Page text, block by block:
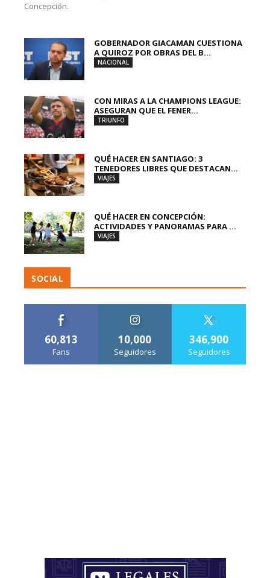
Concepción.
GOBERNADOR GIACAMAN CUESTIONA
A QUIROZ POR OBRAS DEL B...
NACIONAL
CON MIRAS A LA CHAMPIONS LEAGUE:
ASEGURAN QUE EL FENER...
TRIUNFO
QUÉ HACER EN SANTIAGO: 3
TENEDORES LIBRES QUE DESTACAN...
VIAJES
QUÉ HACER EN CONCEPCIÓN:
ACTIVIDADES Y PANORAMAS PARA ...
VIAJES
SOCIAL
60,813
Fans
10,000
Seguidores
346,900
Seguidores